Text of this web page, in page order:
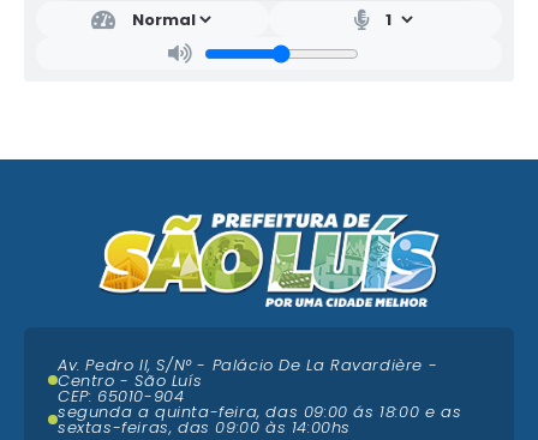
Av. Pedro II, S/N° - Palácio De La Ravardière -
Centro - São Luís
CEP: 65010-904
segunda a quinta-feira, das 09:00 ás 18:00 e as
sextas-feiras, das 09:00 às 14:00hs